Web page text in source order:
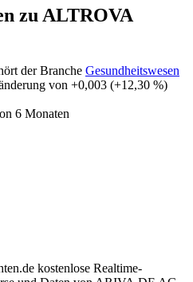
zu ALTROVA
der Branche Gesundheitswesen
von +0,003 (+12,30 %)
6 Monaten
kostenlose Realtime-